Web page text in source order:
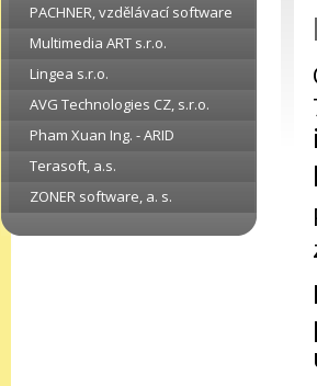
PACHNER, vzdělávací software
Multimedia ART s.r.o.
Lingea s.r.o.
AVG Technologies CZ, s.r.o.
Pham Xuan Ing. - ARID
Terasoft, a.s.
ZONER software, a. s.